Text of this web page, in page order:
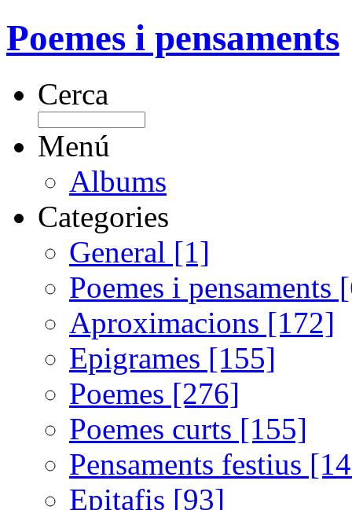
Poemes i pensaments
Cerca
Menú
Albums
Categories
General [1]
Poemes i pensaments
Aproximacions [172]
Epigrames [155]
Poemes [276]
Poemes curts [155]
Pensaments festius
Epitafis [93]